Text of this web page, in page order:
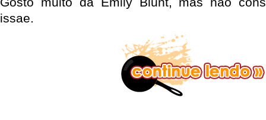
issae.